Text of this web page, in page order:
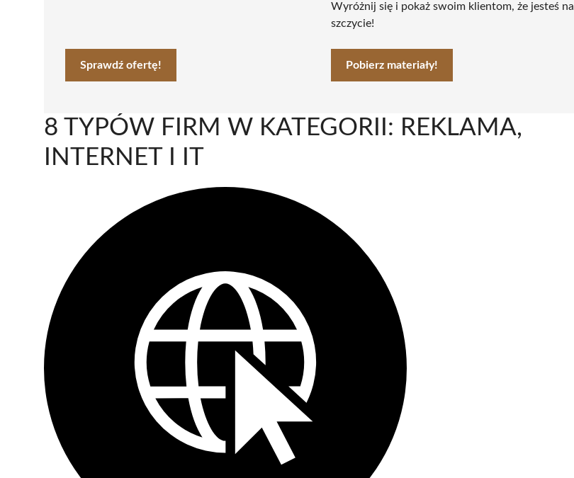
Sprawdź ofertę!
Wyróżnij się i pokaż swoim klientom, że jesteś na
szczycie!
Pobierz materiały!
8 TYPÓW FIRM W KATEGORII: REKLAMA,
INTERNET I IT